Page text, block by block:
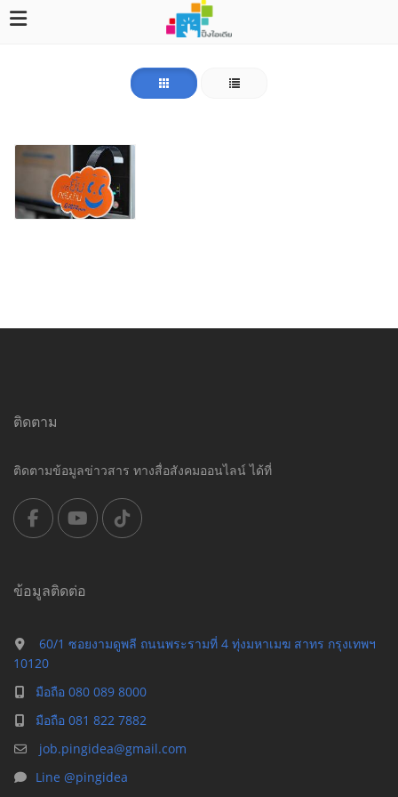
ติดตาม
ติดตามข้อมูลข่าวสาร ทางสื่อสังคมออนไลน์ ได้ที่
ข้อมูลติดต่อ
60/1 ซอยงามดูพลี ถนนพระรามที่ 4 ทุ่งมหาเมฆ สาทร กรุงเทพฯ
10120
มือถือ 080 089 8000
มือถือ 081 822 7882
job.pingidea@gmail.com
Line @pingidea